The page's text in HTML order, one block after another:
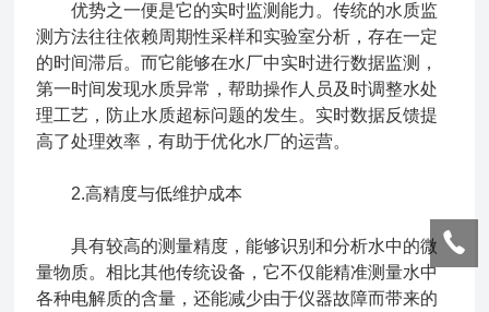
优势之一便是它的实时监测能力。传统的水质监
测方法往往依赖周期性采样和实验室分析，存在一定
的时间滞后。而它能够在水厂中实时进行数据监测，
第一时间发现水质异常，帮助操作人员及时调整水处
理工艺，防止水质超标问题的发生。实时数据反馈提
高了处理效率，有助于优化水厂的运营。
2.高精度与低维护成本
具有较高的测量精度，能够识别和分析水中的微
量物质。相比其他传统设备，它不仅能精准测量水中
各种电解质的含量，还能减少由于仪器故障而带来的